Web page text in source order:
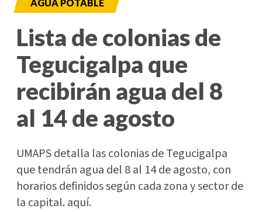
AGUA POTABLE
Lista de colonias de
Tegucigalpa que
recibirán agua del 8
al 14 de agosto
UMAPS detalla las colonias de Tegucigalpa
que tendrán agua del 8 al 14 de agosto, con
horarios definidos según cada zona y sector de
la capital. aquí.